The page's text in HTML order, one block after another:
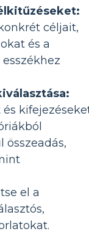
céljait,
és a
összeadás,
el a